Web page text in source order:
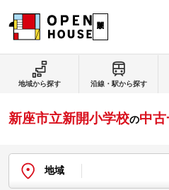
新座市立新開小学校の中古
地域
地域から探す 沿線・駅から探す